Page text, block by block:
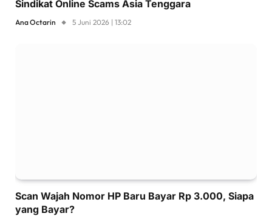
Sindikat Online Scams Asia Tenggara
Ana Octarin 5 Juni 2026 | 13:02
Scan Wajah Nomor HP Baru Bayar Rp 3.000, Siapa
yang Bayar?